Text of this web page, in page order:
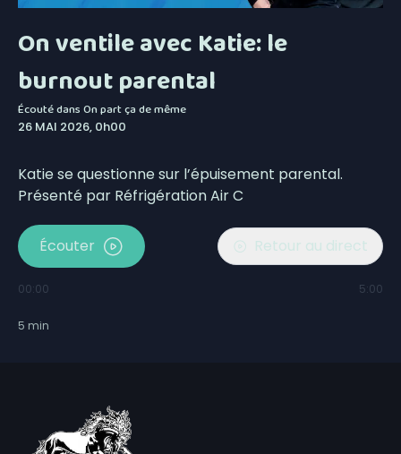
On ventile avec Katie: le
burnout parental
Écouté dansOn part ça de même
26 MAI 2026, 0h00
Katie se questionne sur l’épuisement parental.
Présenté par Réfrigération Air C
Écouter Retour au direct
00:00 5:00
5 min